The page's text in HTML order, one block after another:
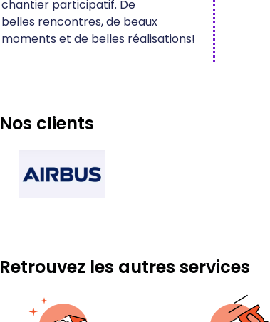
chantier participatif. De
belles rencontres, de beaux
moments et de belles réalisations!
Nos clients
Retrouvez les autres services